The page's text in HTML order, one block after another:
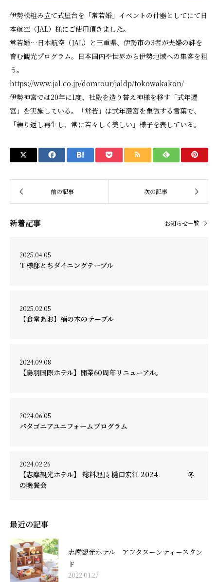
伊勢桧組み立て式屋台を「常若婚」イベントの什器としてにて日
本航空（JAL）様にご使用頂きました。
常若婚…日本航空（JAL）と三重県、伊勢市の3者が夫婦の絆を
育む観光プログラム。日本国内や世界から伊勢地域への集客を狙
う。
https://www.jal.co.jp/domtour/jaldp/tokowakakon/
伊勢神宮では20年に1度、社殿を造り替え神様を移す「式年遷
宮」を実施している。「常若」は式年遷宮を象徴する言葉で、
「繰り返し再生し、常に若々しく美しい」様子を表している。
新着記事 お知らせ一覧
2025.04.05
Ｔ様邸とちダイニングテーブル
2025.02.05
【食堂あお】楠の木のテーブル
2024.09.08
【鳥羽国際ホテル】開業60周年リニューアル。
2024.06.05
パタゴニアユニフォームプログラム
2024.02.26
【志摩観光ホテル】 総料理長 樋口宏江 2024 冬
の晩餐会
最近の記事
志摩観光ホテル アフタヌーンティースタン
ド
2022.01.27